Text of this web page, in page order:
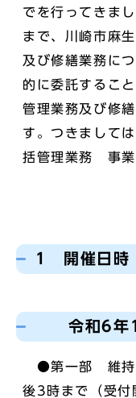
でを行ってきま
まで、川崎市麻
及び修繕業務に
的に委託するこ
管理業務及び修
す。つきまして
括管理業務 事業
1 開催日時
令和6年1
●第一部 維持
後3時まで（受付